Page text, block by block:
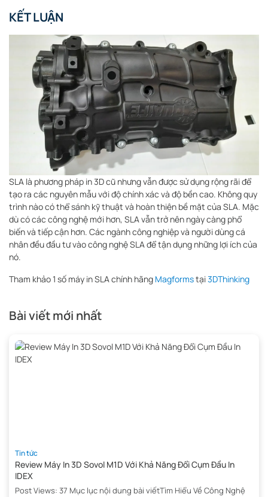
KẾT LUẬN
SLA là phương pháp in 3D cũ nhưng vẫn được sử dụng rộng rãi để
tạo ra các nguyên mẫu với độ chính xác và độ bền cao. Không quy
trình nào có thể sánh kỹ thuật và hoàn thiện bề mặt của SLA. Mặc
dù có các công nghệ mới hơn, SLA vẫn trở nên ngày càng phổ
biến và tiếp cận hơn. Các ngành công nghiệp và người dùng cá
nhân đều đầu tư vào công nghệ SLA để tận dụng những lợi ích của
nó.
Tham khảo 1 số máy in SLA chính hãng Magformstại3DThinking
Bài viết mới nhất
Tin tức
Review Máy In 3D Sovol M1D Với Khả Năng Đổi Cụm Đầu In
IDEX
Post Views: 37 Mục lục nội dung bài viếtTìm Hiểu Về Công Nghệ